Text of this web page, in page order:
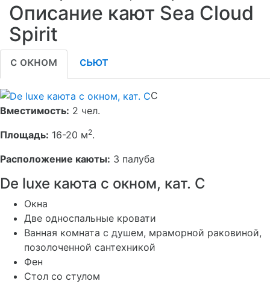
Описание кают Sea Cloud
Spirit
с окном сьют
C
Вместимость: 2 чел.
Площадь: 16-20 м2.
Расположение каюты: 3 палуба
De luxe каюта с окном, кат. C
Окна
Две односпальные кровати
Ванная комната с душем, мраморной раковиной,
позолоченной сантехникой
Фен
Стол со стулом